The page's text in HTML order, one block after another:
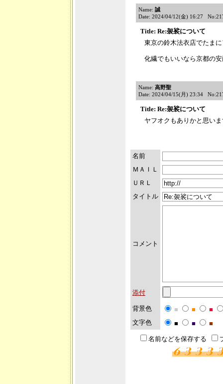
Name: 誠
Date: 2024/04/12(金) 16:27
Title: Re:袈裟について
東京の鈴木法衣店でたま
化繊でもいいなら京都の
Name: 高野聖
Date: 2024/04/15(月) 23:34
Title: Re:袈裟について
ヤフオクもありかと思い
名前
ＭＡＩＬ
ＵＲＬ
タイトル
コメント
添付
背景色 ■ ■
■
文字色
■ ■ ■
名前などを保存する